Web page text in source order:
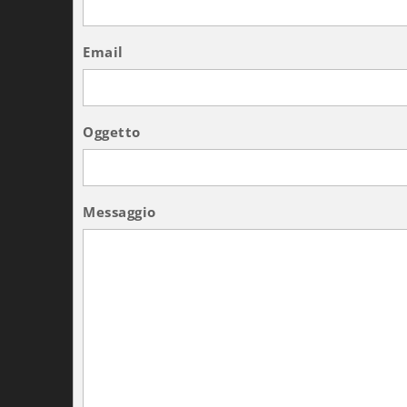
Email
Oggetto
Messaggio